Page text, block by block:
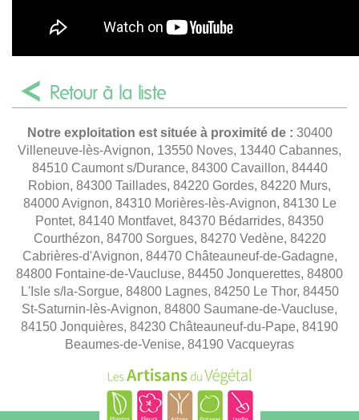
Retour à la liste
Notre exploitation est située à proximité de : 30400
Villeneuve-lès-Avignon, 13550 Noves, 13440 Cabannes,
84510 Caumont s/Durance, 84300 Cavaillon, 84440
Robion, 84300 Taillades, 84220 Gordes, 84220 Murs,
84000 Avignon, 84310 Morières-lès-Avignon, 84130 Le
Pontet, 84140 Montfavet, 84370 Bédarrides, 84350
Courthézon, 84700 Sorgues, 84270 Vedène, 84220
Cabrières-d'Avignon, 84470 Châteauneuf-de-Gadagne,
84800 Fontaine-de-Vaucluse, 84450 Jonquerettes, 84800
L'Isle s/la-Sorgue, 84800 Lagnes, 84250 Le Thor, 84450
St-Saturnin-lès-Avignon, 84800 Saumane-de-Vaucluse,
84150 Jonquières, 84230 Châteauneuf-du-Pape, 84190
Beaumes-de-Venise, 84190 Vacqueyras